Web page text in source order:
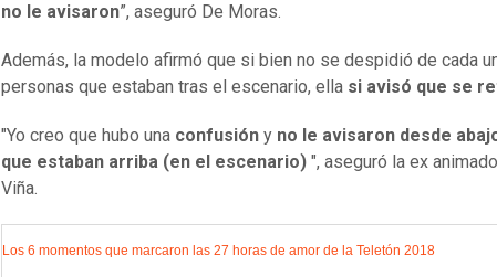
no le avisaron”, aseguró De Moras.
Además, la modelo afirmó que si bien no se despidió de cada
personas que estaban tras el escenario, ella si avisó que se
"Yo creo que hubo una confusión y no le avisaron desde
que estaban arriba (en el escenario) ", aseguró la ex
Viña.
Los 6 momentos que marcaron las 27 horas de amor de la Teletón 2018